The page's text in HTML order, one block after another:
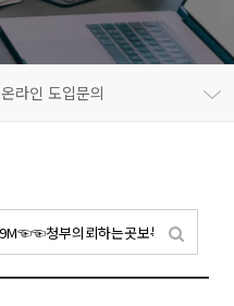
온라인 도입문의